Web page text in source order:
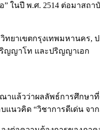
ในปี พ.ศ. 2514 ต่อมาส
ขตกรุงเทพมหานคร, ป
ญญาโท และปริญญาเอก
ว่าผลลัพธ์การศึกษาที่ดี
ด “วิชาการดีเด่น จากกา